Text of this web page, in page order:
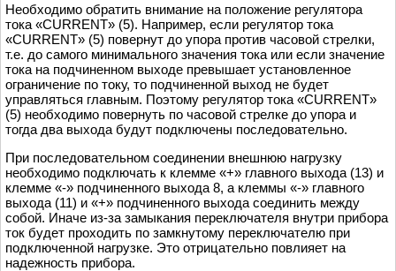
Необходимо обратить внимание на положение регулятора
тока «CURRENT» (5). Например, если регулятор тока
«CURRENT» (5) повернут до упора против часовой стрелки,
т.е. до самого минимального значения тока или если значение
тока на подчиненном выходе превышает установленное
ограничение по току, то подчиненной выход не будет
управляться главным. Поэтому регулятор тока «CURRENT»
(5) необходимо повернуть по часовой стрелке до упора и
тогда два выхода будут подключены последовательно.
При последовательном соединении внешнюю нагрузку
необходимо подключать к клемме «+» главного выхода (13) и
клемме «-» подчиненного выхода 8, а клеммы «-» главного
выхода (11) и «+» подчиненного выхода соединить между
собой. Иначе из-за замыкания переключателя внутри прибора
ток будет проходить по замкнутому переключателю при
подключенной нагрузке. Это отрицательно повлияет на
надежность прибора.